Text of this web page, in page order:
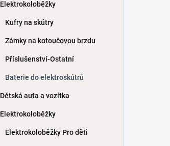
Elektrokoloběžky
Kufry na skútry
Zámky na kotoučovou brzdu
Příslušenství-Ostatní
Baterie do elektroskútrů
Dětská auta a vozítka
Elektrokoloběžky
Elektrokoloběžky Pro děti